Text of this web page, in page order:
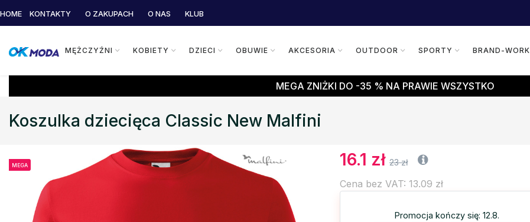
HOME KONTAKTY O ZAKUPACH O NAS KLUB
MĘŻCZYŹNI KOBIETY DZIECI OBUWIE AKCESORIA OUTDOOR SPORTY BRAND-WORK
MEGA ZNIŻKI DO -35 % NA PRAWIE WSZYSTKO
Koszulka dziecięca Classic New Malfini
MEGA 16.1 zł 23 zł
Cena bez VAT: 13.09 zł
Promocja kończy się: 12.8.